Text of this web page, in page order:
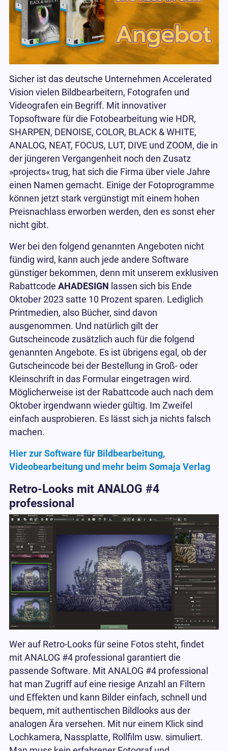
Sicher ist das deutsche Unternehmen Accelerated
Vision vielen Bildbearbeitern, Fotografen und
Videografen ein Begriff. Mit innovativer
Topsoftware für die Fotobearbeitung wie HDR,
SHARPEN, DENOISE, COLOR, BLACK & WHITE,
ANALOG, NEAT, FOCUS, LUT, DIVE und ZOOM, die in
der jüngeren Vergangenheit noch den Zusatz
»projects« trug, hat sich die Firma über viele Jahre
einen Namen gemacht. Einige der Fotoprogramme
können jetzt stark vergünstigt mit einem hohen
Preisnachlass erworben werden, den es sonst eher
nicht gibt.
Wer bei den folgend genannten Angeboten nicht
fündig wird, kann auch jede andere Software
günstiger bekommen, denn mit unserem exklusiven
Rabattcode AHADESIGN lassen sich bis Ende
Oktober 2023 satte 10 Prozent sparen. Lediglich
Printmedien, also Bücher, sind davon
ausgenommen. Und natürlich gilt der
Gutscheincode zusätzlich auch für die folgend
genannten Angebote. Es ist übrigens egal, ob der
Gutscheincode bei der Bestellung in Groß- oder
Kleinschrift in das Formular eingetragen wird.
Möglicherweise ist der Rabattcode auch nach dem
Oktober irgendwann wieder gültig. Im Zweifel
einfach ausprobieren. Es lässt sich ja nichts falsch
machen.
Hier zur Software für Bildbearbeitung,
Videobearbeitung und mehr beim Somaja Verlag
Retro-Looks mit ANALOG #4
professional
Wer auf Retro-Looks für seine Fotos steht, findet
mit ANALOG #4 professional garantiert die
passende Software. Mit ANALOG #4 professional
hat man Zugriff auf eine riesige Anzahl an Filtern
und Effekten und kann Bilder einfach, schnell und
bequem, mit authentischen Bildlooks aus der
analogen Ära versehen. Mit nur einem Klick sind
Lochkamera, Nassplatte, Rollfilm usw. simuliert.